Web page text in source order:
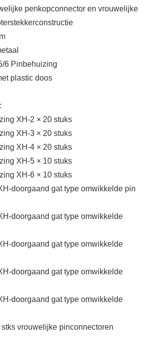
penkopconnector en vrouwelijke
6 Pinbehuizing
plastic doos
XH-2 × 20 stuks
XH-3 × 20 stuks
XH-4 × 20 stuks
XH-5 × 10 stuks
XH-6 × 10 stuks
doorgaand gat type omwikkelde pin
doorgaand gat type omwikkelde
doorgaand gat type omwikkelde
doorgaand gat type omwikkelde
doorgaand gat type omwikkelde
vrouwelijke pinconnectoren